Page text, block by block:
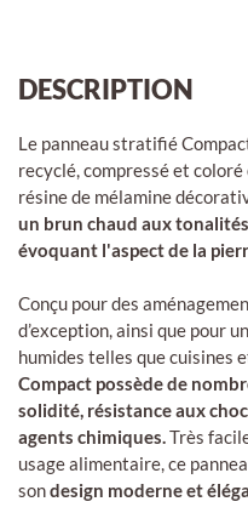
DESCRIPTION
Le panneau stratifié
recyclé, compressé et
résine de mélamine
un brun chaud aux
évoquant l'aspect de la
Conçu pour des
d’exception, ainsi que pour
humides telles que cuisines
Compact possède de
solidité, résistance aux
agents chimiques. Très
usage alimentaire, ce
sondesign moderne et